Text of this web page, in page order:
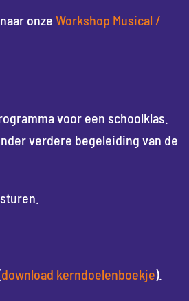
onze Workshop Musical /
voor een schoolklas.
verdere begeleiding van de
download kerndoelenboekje).